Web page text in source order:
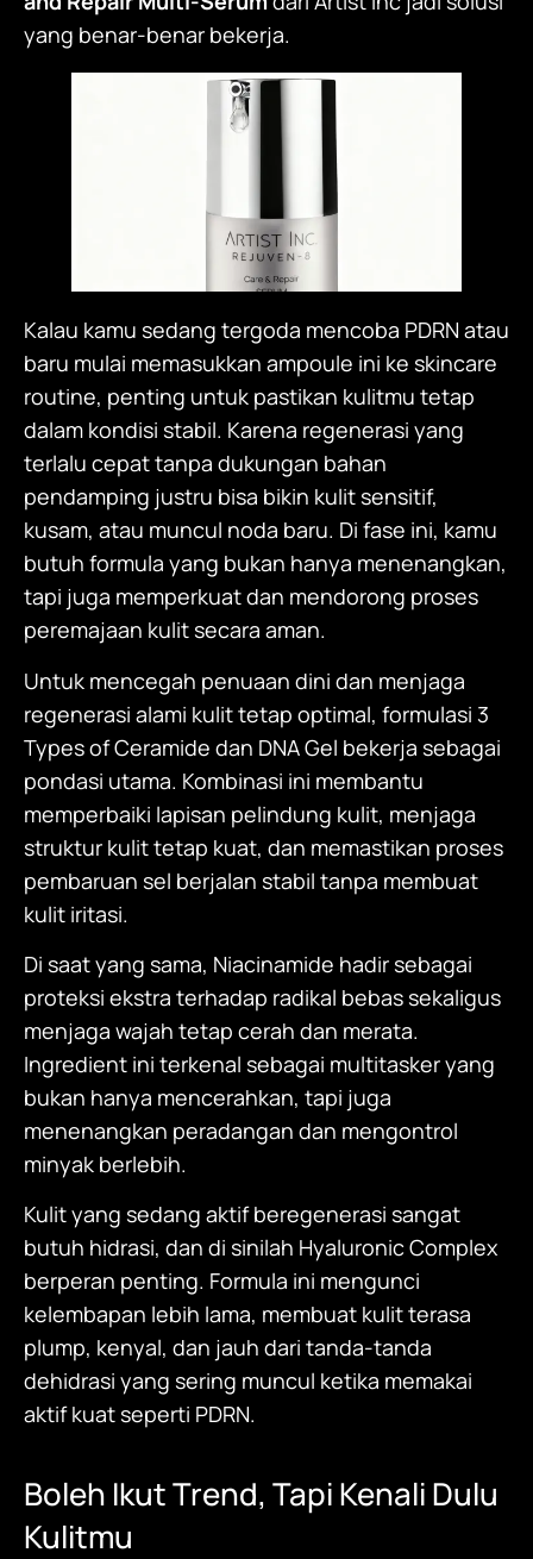
yang benar-benar bekerja.
Kalau kamu sedang tergoda mencoba PDRN atau
baru mulai memasukkan ampoule ini ke skincare
routine, penting untuk pastikan kulitmu tetap
dalam kondisi stabil. Karena regenerasi yang
terlalu cepat tanpa dukungan bahan
pendamping justru bisa bikin kulit sensitif,
kusam, atau muncul noda baru. Di fase ini, kamu
butuh formula yang bukan hanya menenangkan,
tapi juga memperkuat dan mendorong proses
peremajaan kulit secara aman.
Untuk mencegah penuaan dini dan menjaga
regenerasi alami kulit tetap optimal, formulasi 3
Types of Ceramide dan DNA Gel bekerja sebagai
pondasi utama. Kombinasi ini membantu
memperbaiki lapisan pelindung kulit, menjaga
struktur kulit tetap kuat, dan memastikan proses
pembaruan sel berjalan stabil tanpa membuat
kulit iritasi.
Di saat yang sama, Niacinamide hadir sebagai
proteksi ekstra terhadap radikal bebas sekaligus
menjaga wajah tetap cerah dan merata.
Ingredient ini terkenal sebagai multitasker yang
bukan hanya mencerahkan, tapi juga
menenangkan peradangan dan mengontrol
minyak berlebih.
Kulit yang sedang aktif beregenerasi sangat
butuh hidrasi, dan di sinilah Hyaluronic Complex
berperan penting. Formula ini mengunci
kelembapan lebih lama, membuat kulit terasa
plump, kenyal, dan jauh dari tanda-tanda
dehidrasi yang sering muncul ketika memakai
aktif kuat seperti PDRN.
Boleh Ikut Trend, Tapi Kenali Dulu
Kulitmu